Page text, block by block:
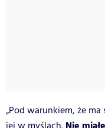
„Pod warunkiem, że